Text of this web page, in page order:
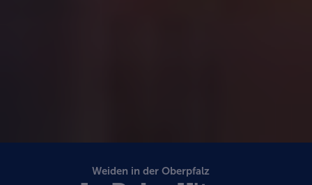
Weiden in der Oberpfalz